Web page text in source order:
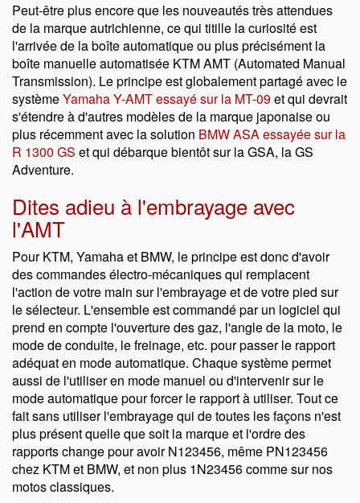
Peut-être plus encore que les nouveautés très attendues
de la marque autrichienne, ce qui titille la curiosité est
l'arrivée de la boîte automatique ou plus précisément la
boîte manuelle automatisée KTM AMT (Automated Manual
Transmission). Le principe est globalement partagé avec le
systèmeYamaha Y-AMT essayé sur la MT-09et qui devrait
s'étendre à d'autres modèles de la marque japonaise ou
plus récemment avec la solution BMW ASA essayée sur la
R 1300 GS et qui débarque bientôt sur la GSA, la GS
Adventure.
Dites adieu à l'embrayage avec
l'AMT
Pour KTM, Yamaha et BMW, le principe est donc d'avoir
des commandes électro-mécaniques qui remplacent
l'action de votre main sur l'embrayage et de votre pied sur
le sélecteur. L'ensemble est commandé par un logiciel qui
prend en compte l'ouverture des gaz, l'angle de la moto, le
mode de conduite, le freinage, etc. pour passer le rapport
adéquat en mode automatique. Chaque système permet
aussi de l'utiliser en mode manuel ou d'intervenir sur le
mode automatique pour forcer le rapport à utiliser. Tout ce
fait sans utiliser l'embrayage qui de toutes les façons n'est
plus présent quelle que soit la marque et l'ordre des
rapports change pour avoir N123456, même PN123456
chez KTM et BMW, et non plus 1N23456 comme sur nos
motos classiques.